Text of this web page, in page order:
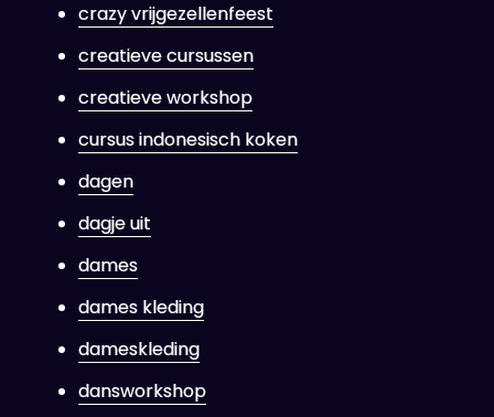
crazy vrijgezellenfeest
creatieve cursussen
creatieve workshop
cursus indonesisch koken
dagen
dagje uit
dames
dames kleding
dameskleding
dansworkshop